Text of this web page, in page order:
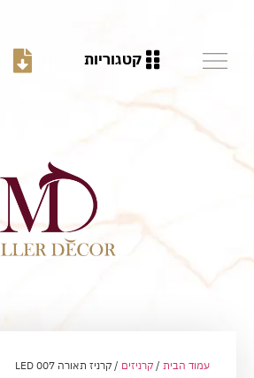
קטגוריות
עמוד הבית / קרניזים / קרניז תאורה LED 007